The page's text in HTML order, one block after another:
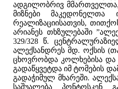
ადგილობრივ
მიზნები მაკედონელთა
რეალიზაციისათვის,
არიანეს თხზულებაში
329/328 წ.
ალექსანდრეს მდ. ოქსის
ცხოვრობდა კოლხებისა და
გადაწყვეტდა იმ ტომების
გადაჭიმულ მხარეში.
საშუალება პონტოსკენ